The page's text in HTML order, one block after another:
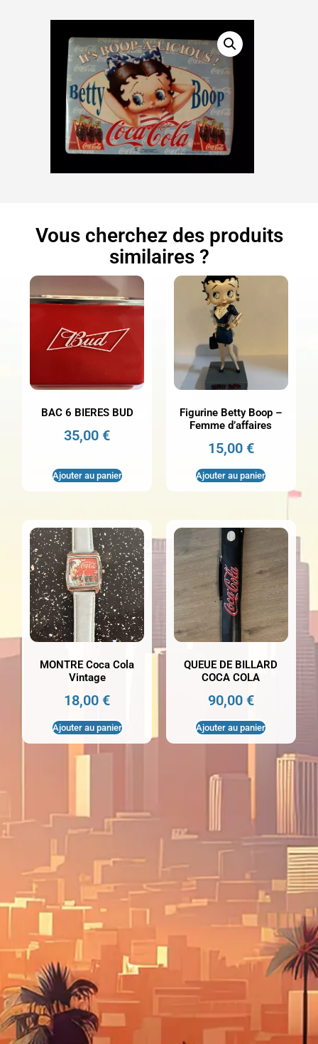
Vous cherchez des produits
similaires ?
BAC 6 BIERES BUD
35,00€
Ajouter au panier
Figurine Betty Boop –
Femme d’affaires
15,00 €
Ajouter au panier
MONTRE Coca Cola
Vintage
18,00€
Ajouter au panier
QUEUE DE BILLARD
COCA COLA
90,00 €
Ajouter au panier